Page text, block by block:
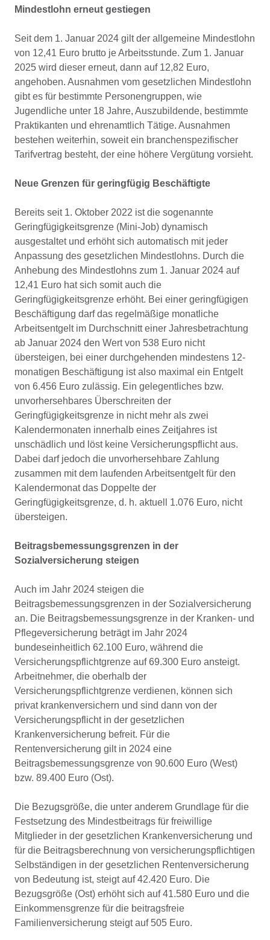
Mindestlohn erneut gestiegen
Seit dem 1. Januar 2024 gilt der allgemeine Mindestlohn
von 12,41 Euro brutto je Arbeitsstunde. Zum 1. Januar
2025 wird dieser erneut, dann auf 12,82 Euro,
angehoben. Ausnahmen vom gesetzlichen Mindestlohn
gibt es für bestimmte Personengruppen, wie
Jugendliche unter 18 Jahre, Auszubildende, bestimmte
Praktikanten und ehrenamtlich Tätige. Ausnahmen
bestehen weiterhin, soweit ein branchenspezifischer
Tarifvertrag besteht, der eine höhere Vergütung vorsieht.
Neue Grenzen für geringfügig Beschäftigte
Bereits seit 1. Oktober 2022 ist die sogenannte
Geringfügigkeitsgrenze (Mini-Job) dynamisch
ausgestaltet und erhöht sich automatisch mit jeder
Anpassung des gesetzlichen Mindestlohns. Durch die
Anhebung des Mindestlohns zum 1. Januar 2024 auf
12,41 Euro hat sich somit auch die
Geringfügigkeitsgrenze erhöht. Bei einer geringfügigen
Beschäftigung darf das regelmäßige monatliche
Arbeitsentgelt im Durchschnitt einer Jahresbetrachtung
ab Januar 2024 den Wert von 538 Euro nicht
übersteigen, bei einer durchgehenden mindestens 12-
monatigen Beschäftigung ist also maximal ein Entgelt
von 6.456 Euro zulässig. Ein gelegentliches bzw.
unvorhersehbares Überschreiten der
Geringfügigkeitsgrenze in nicht mehr als zwei
Kalendermonaten innerhalb eines Zeitjahres ist
unschädlich und löst keine Versicherungspflicht aus.
Dabei darf jedoch die unvorhersehbare Zahlung
zusammen mit dem laufenden Arbeitsentgelt für den
Kalendermonat das Doppelte der
Geringfügigkeitsgrenze, d. h. aktuell 1.076 Euro, nicht
übersteigen.
Beitragsbemessungsgrenzen in der
Sozialversicherung steigen
Auch im Jahr 2024 steigen die
Beitragsbemessungsgrenzen in der Sozialversicherung
an. Die Beitragsbemessungsgrenze in der Kranken- und
Pflegeversicherung beträgt im Jahr 2024
bundeseinheitlich 62.100 Euro, während die
Versicherungspflichtgrenze auf 69.300 Euro ansteigt.
Arbeitnehmer, die oberhalb der
Versicherungspflichtgrenze verdienen, können sich
privat krankenversichern und sind dann von der
Versicherungspflicht in der gesetzlichen
Krankenversicherung befreit. Für die
Rentenversicherung gilt in 2024 eine
Beitragsbemessungsgrenze von 90.600 Euro (West)
bzw. 89.400 Euro (Ost).
Die Bezugsgröße, die unter anderem Grundlage für die
Festsetzung des Mindestbeitrags für freiwillige
Mitglieder in der gesetzlichen Krankenversicherung und
für die Beitragsberechnung von versicherungspflichtigen
Selbständigen in der gesetzlichen Rentenversicherung
von Bedeutung ist, steigt auf 42.420 Euro. Die
Bezugsgröße (Ost) erhöht sich auf 41.580 Euro und die
Einkommensgrenze für die beitragsfreie
Familienversicherung steigt auf 505 Euro.